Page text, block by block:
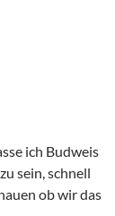
ich Budweis
sein, schnell
ob wir das